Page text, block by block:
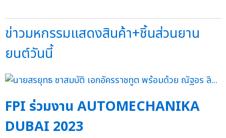
ข่าวมหกรรมแสดงสินค้า+ชิ้นส่วนยาน
ยนต์วันนี้
FPI ร่วมงาน AUTOMECHANIKA
DUBAI 2023